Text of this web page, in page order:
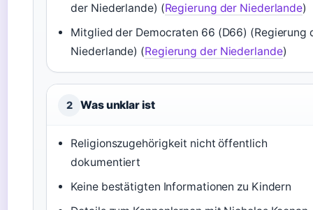
der Niederlande) (Regierung der Niederlande)
Mitglied der Democraten 66 (D66) (Regierung
Niederlande) (Regierung der Niederlande)
2 Was unklar ist
Religionszugehörigkeit nicht öffentlich
dokumentiert
Keine bestätigten Informationen zu Kindern